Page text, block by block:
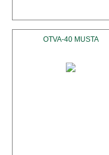
OTVA-40 MUSTA